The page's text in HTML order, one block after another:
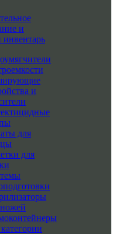
и
и
для
для